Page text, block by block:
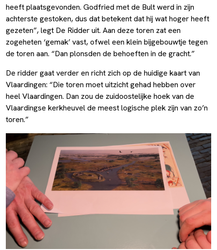
heeft plaatsgevonden. Godfried met de Bult werd in zijn
achterste gestoken, dus dat betekent dat hij wat hoger heeft
gezeten”, legt De Ridder uit. Aan deze toren zat een
zogeheten ‘gemak’ vast, ofwel een klein bijgebouwtje tegen
de toren aan. “Dan plonsden de behoeften in de gracht.”
De ridder gaat verder en richt zich op de huidige kaart van
Vlaardingen: “Die toren moet uitzicht gehad hebben over
heel Vlaardingen. Dan zou de zuidoostelijke hoek van de
Vlaardingse kerkheuvel de meest logische plek zijn van zo’n
toren.”